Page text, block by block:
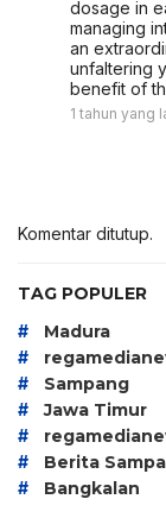
dosage in
managing
an
unfaltering
benefit of
1 tahun yang
Komentar ditutup.
TAG POPULER
# Madura
#
# Sampang
# Jawa Timur
#
# Berita
#
Bangkalan